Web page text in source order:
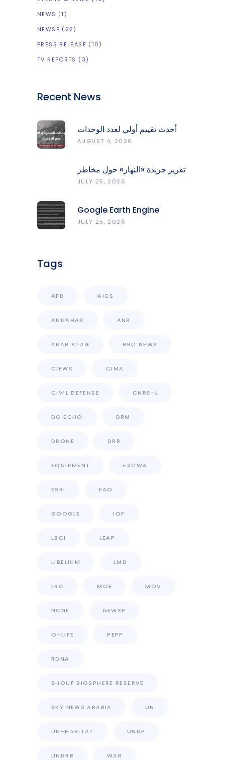
NEWS (1)
NEWSP (22)
PRESS RELEASE (10)
TV REPORTS (3)
Recent News
أحدث تقييم أولي لعدد الوحدات
المدمّرة والمتضرّرة وحجم
AUGUST 4, 2026
تقرير جريدة «النهار» حول مخاطر
حرائق الغابات في لبنان وجهود
JULY 25, 2026
Google Earth Engine
Grants CNRS-L Partner Tier
JULY 25, 2026
Tags
AFD AICS
ANNAHAR ANR
ARAB STAG BBC NEWS
CIEWS CIMA
CIVIL DEFENSE CNRS-L
DG ECHO DRM
DRONE DRR
EQUIPMENT ESCWA
ESRI FAO
GOOGLE IOF
LBCI LEAP
LIBELIUM LMD
LRC MOE MOV
NCNE NEWSP
O-LIFE PEPP
RDNA
SHOUF BIOSPHERE RESERVE
SKY NEWS ARABIA UN
UN-HABITAT UNDP
UNDRR WAR